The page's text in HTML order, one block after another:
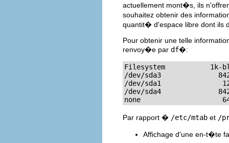
actuellement mont�s, ils
souhaitez obtenir des
quantit� d'espace libre dont ils
Pour obtenir une telle
renvoy�e par df�:
Filesystem           1k-
/dev/sda3
/dev/sda1
/dev/sda4
none
Par rapport � /etc/mtab et /
Affichage d'une en-t�te